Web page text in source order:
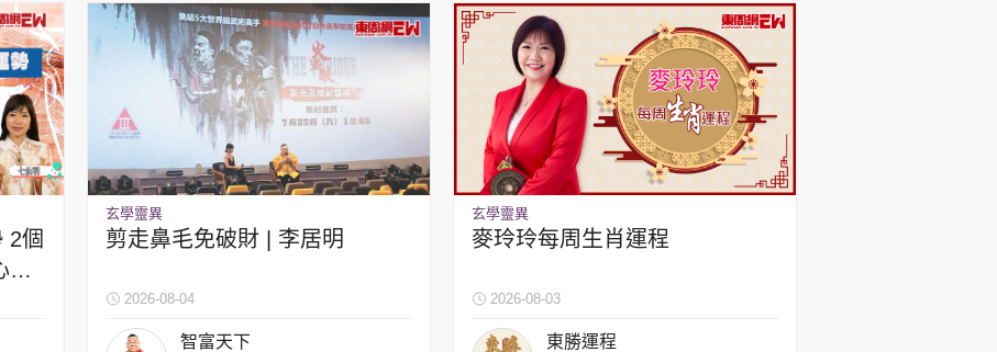
PCM 電腦廣場 星島頭條 星島日報 頭條日報 星島環球 The Standard 親子王
EDUPLUS
版權及免責聲明 Copyright © 東周網 版權所有 . 不得轉載 ©Eastweek.com.hk. All rights reserved.
2個
臟
玄學靈異
剪走鼻毛免破財 | 李居明
2026-08-04
智富天下
玄學靈異
麥玲玲每周生肖運程
2026-08-03
東勝運程